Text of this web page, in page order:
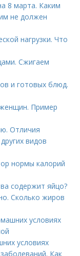
8 марта. Каким
не должен
нагрузки. Что
Сжигаем
и готовых блюд.
Пример
Отличия
видов
нормы калорий
содержит яйцо?
Сколько жиров
условиях
условиях
Как